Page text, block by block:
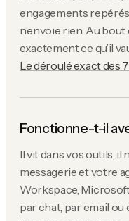
engagements
n’envoie rien. Au
exactement ce qu’il
Le déroulé exact des
Fonctionne-t-il
Il vit dans vos outils, il
messagerie et votre
Workspace, Microsoft
par chat, par email